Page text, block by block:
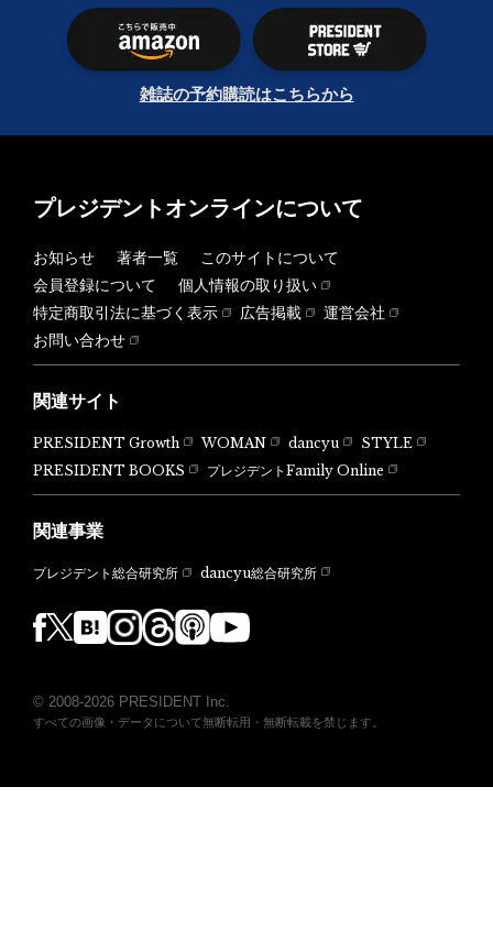
雑誌の予約購読はこちらから
プレジデントオンラインについて
お知らせ 著者一覧
このサイトについて
会員登録について
個人情報の取り扱い
特定商取引法に基づく表示
広告掲載
運営会社
お問い合わせ
関連サイト
PRESIDENT Growth WOMAN dancyu
STYLE
PRESIDENT BOOKS
プレジデントFamily Online
関連事業
プレジデント総合研究所 dancyu総合研究所
© 2008-2026 PRESIDENT Inc.
すべての画像・データについて無断転用・無断転載を禁じます。